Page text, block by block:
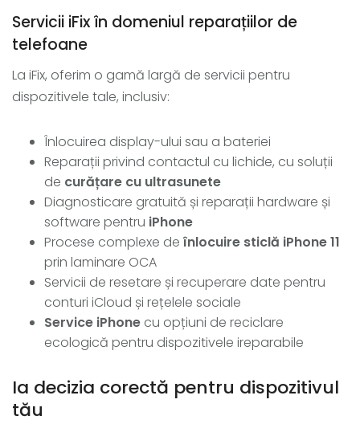
Servicii iFix în domeniul reparațiilor de
telefoane
La iFix, oferim o gamă largă de servicii pentru
dispozitivele tale, inclusiv:
Înlocuirea display-ului sau a bateriei
Reparații privind contactul cu lichide, cu soluții
de curățare cu ultrasunete
Diagnosticare gratuită și reparații hardware și
software pentru iPhone
Procese complexe de înlocuire sticlă iPhone 11
prin laminare OCA
Servicii de resetare și recuperare date pentru
conturi iCloud și rețelele sociale
Service iPhone cu opțiuni de reciclare
ecologică pentru dispozitivele ireparabile
Ia decizia corectă pentru dispozitivul
tău